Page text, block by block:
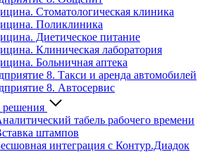
Стоматологическая клиника
Поликлиника
Диетическое питание
Клиническая лаборатория
Больничная аптека
8. Такси и аренда автомобилей
8. Автосервис
решения
табель рабочего времени
штампов
интеграция с Контур.Диадок